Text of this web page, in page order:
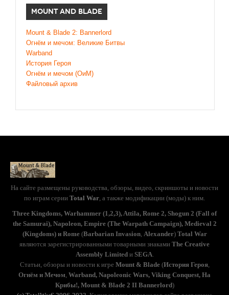
MOUNT AND BLADE
Mount & Blade 2: Bannerlord
Огнём и мечом: Великие Битвы
Warband
История Героя
Огнём и мечом (ОиМ)
Файловый архив
На сайте размещены руководства, обзоры, видео, скриншоты и новости
по играм серии Total War , а также модификации (моды) к ним.
Three Kingdoms, Warhammer (1,2,3), Attila, Rome 2, Shogun 2 (Fall of
the Samurai), Napoleon, Empire (The Warpath Campaign), Medieval 2
(Kingdoms) и Rome (Barbarian Invasion, Alexander)Total War
являются зарегистрированными товарными знаками The Creative
Assembly Limitedи SEGA.
Статьи, обзоры и новости к игре Mount & Blade(История Героя,
Огнём и Мечом Warband, Napoleonic Wars, Viking Conquest, На
Крибы!, Mount & Blade 2 II Bannerlord)